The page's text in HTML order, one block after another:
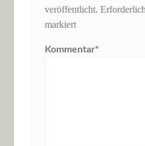
veröffentlicht.
markiert
Kommentar*